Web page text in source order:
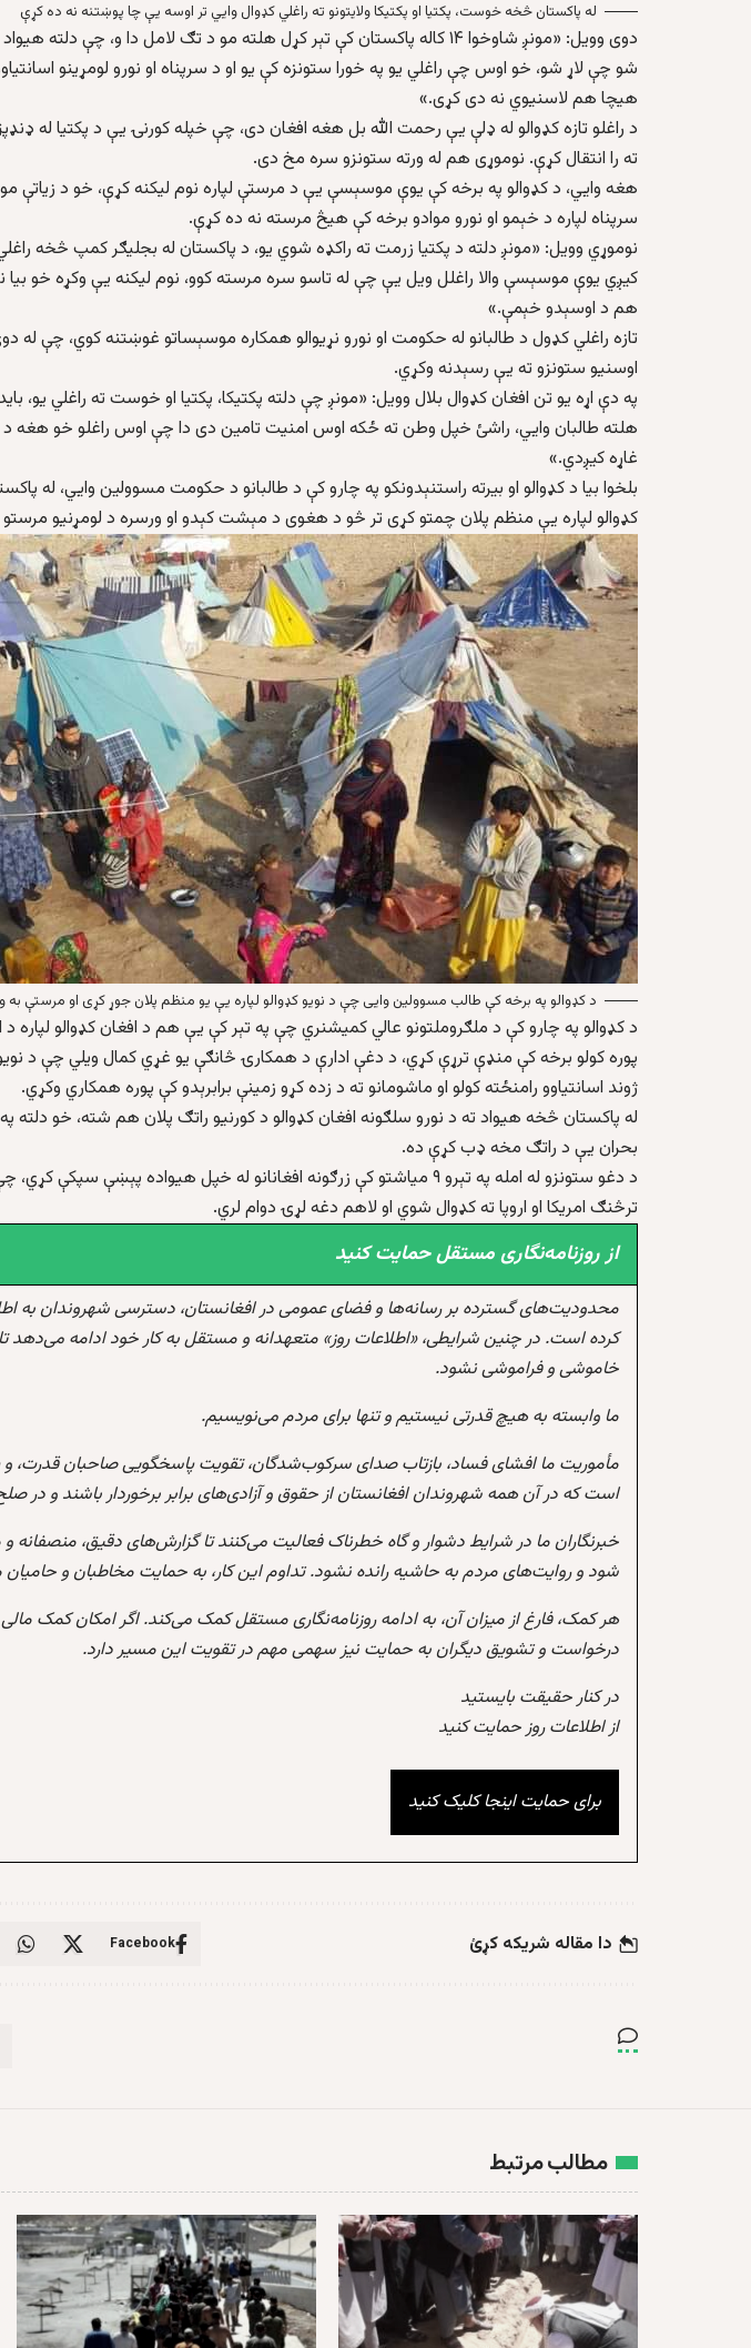
له پاکستان څخه خوست، پکتیا او پکتیکا ولایتونو ته راغلي کډوال وایي تر اوسه یې چا پوښتنه نه ده کړې
دوی وویل: «مونږ شاوخوا ۱۴ کاله پاکستان کې تېر کړل هلته مو د تګ لامل دا و، چې
شو چې لاړ شو، خو اوس چې راغلي یو په خورا ستونزه کې یو او د سرپناه او نورو لومړینو
هیچا هم لاسنیوي نه دی کړی.»
د راغلو تازه کډوالو له ډلې یې رحمت الله بل هغه افغان دی، چې خپله کورنۍ یې د پکتیا له
ته را انتقال کړې. نوموړی هم له ورته ستونزو سره مخ دی.
هغه وايي، د کډوالو په برخه کې یوې موسېسې یې د مرستې لپاره نوم لیکنه کړې، خو د زیاتې
سرپناه لپاره د خېمو او نورو موادو برخه کې هیڅ مرسته نه ده کړې.
نوموړي وویل: «مونږ دلته د پکتیا زرمت ته راکډه شوي یو، د پاکستان له بجلیګر کمپ څخه
کیږي یوې موسېسې والا راغلل ویل یې چې له تاسو سره مرسته کوو، نوم لیکنه یې وکړه خو بیا
هم د اوسېدو خېمې.»
تازه راغلي کډول د طالبانو له حکومت او نورو نړیوالو همکاره موسېساتو غوښتنه کوي، چې له
اوسنیو ستونزو ته یې رسېدنه وکړي.
په دې اړه یو تن افغان کډوال بلال وویل: «مونږ چې دلته پکتیکا، پکتیا او خوست ته راغلي یو،
هلته طالبان وايي، راشئ خپل وطن ته ځکه اوس امنیت تامین دی دا چې اوس راغلو خو هغه د
غاړه کیږدي.»
بلخوا بیا د کډوالو او بیرته راستنېدونکو په چارو کې د طالبانو د حکومت مسوولین وايي، له
کډوالو لپاره یې منظم پلان چمتو کړی تر څو د هغوی د مېشت کېدو او ورسره د لومړنیو
د کډوالو په برخه کې طالب مسوولین وایی چې د نویو کډوالو لپاره یې یو منظم پلان جوړ کړی او مرستې
د کډوالو په چارو کې د ملګروملتونو عالي کمیشنري چې په تېر کې یې هم د افغان کډوالو لپاره د
پوره کولو برخه کې منډې ترړې کړي، د دغې ادارې د همکارۍ څانګې یو غړي کمال ویلي چې د نویو
ژوند اسانتیاوو رامنځته کولو او ماشومانو ته د زده کړو زمینې برابرېدو کې پوره همکاري وکړي.
له پاکستان څخه هیواد ته د نورو سلګونه افغان کډوالو د کورنیو راتګ پلان هم شته، خو دلته
بحران یې د راتګ مخه ډب کړې ده.
د دغو ستونزو له امله په تېرو ۹ میاشتو کې زرګونه افغانانو له خپل هیواده پېښې
ترڅنګ امریکا او اروپا ته کډوال شوي او لاهم دغه لړۍ دوام لري.
از روزنامه‌نگاری مستقل حمایت کنید
محدودیت‌های گسترده بر رسانه‌ها و فضای عمومی در افغانستان، دسترسی شهروندان به
کرده است. در چنین شرایطی، «اطلاعات روز» متعهدانه و مستقل به کار خود ادامه می‌دهد
خاموشی و فراموشی نشود.
ما وابسته به هیچ قدرتی نیستیم و تنها برای مردم می‌نویسیم.
مأموریت ما افشای فساد، بازتاب صدای سرکوب‌شدگان، تقویت پاسخگویی صاحبان قدرت، و
است که در آن همه شهروندان افغانستان از حقوق و آزادی‌های برابر برخوردار باشند و در
خبرنگاران ما در شرایط دشوار و گاه خطرناک فعالیت می‌کنند تا گزارش‌های دقیق، منصفانه
شود و روایت‌های مردم به حاشیه رانده نشود. تداوم این کار، به حمایت مخاطبان و
هر کمک، فارغ از میزان آن، به ادامه روزنامه‌نگاری مستقل کمک می‌کند. اگر امکان کمک
درخواست و تشویق دیگران به حمایت نیز سهمی مهم در تقویت این مسیر دارد.
در کنار حقیقت بایستید
از اطلاعات روز حمایت کنید
برای حمایت اینجا کلیک کنید
دا مقاله شریکه کړئ Facebook
مطالب مرتبط